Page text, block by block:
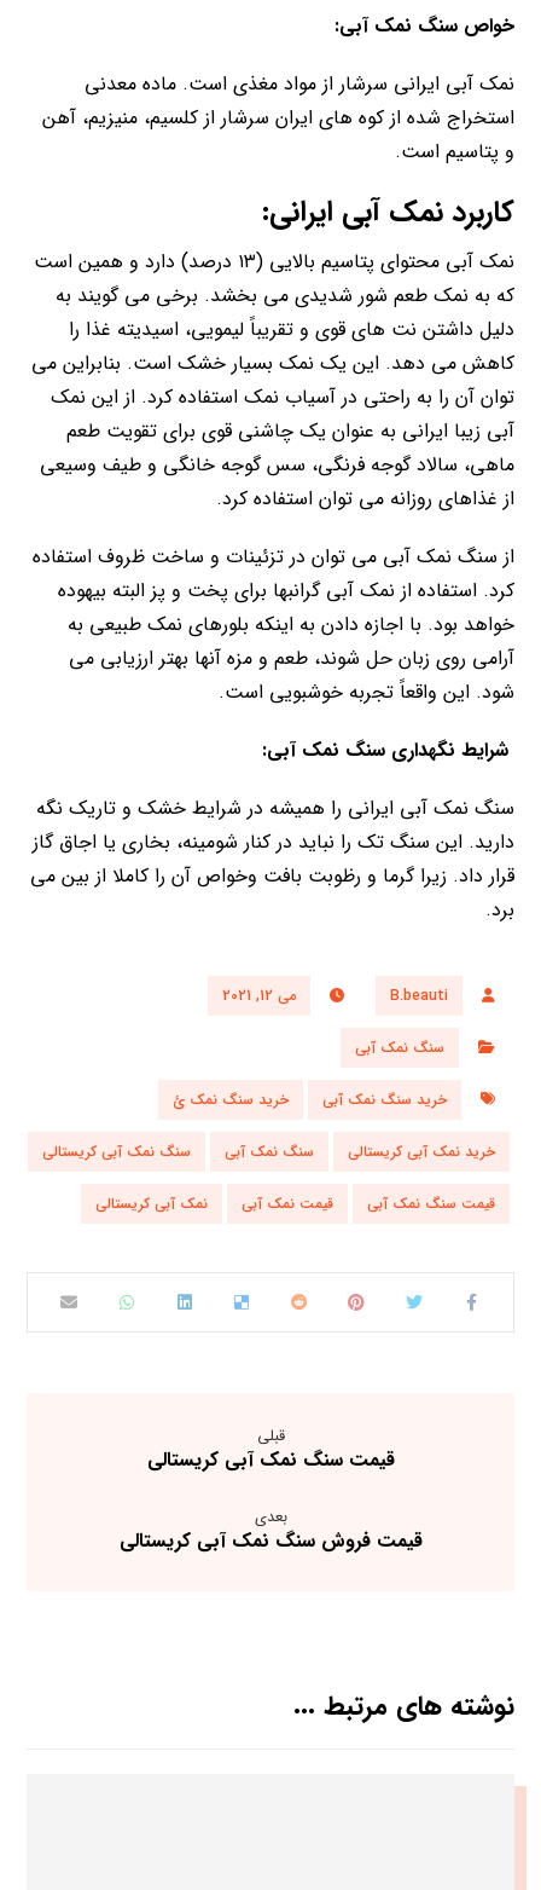
خواص سنگ نمک آبی:
نمک آبی ایرانی سرشار از مواد مغذی است. ماده معدنی
استخراج شده از کوه های ایران سرشار از کلسیم، منیزیم، آهن
و پتاسیم است.
کاربرد نمک آبی ایرانی:
نمک آبی محتوای پتاسیم بالایی (۱۳ درصد) دارد و همین است
که به نمک طعم شور شدیدی می بخشد. برخی می گویند به
دلیل داشتن نت های قوی و تقریباً لیمویی، اسیدیته غذا را
کاهش می دهد. این یک نمک بسیار خشک است. بنابراین می
توان آن را به راحتی در آسیاب نمک استفاده کرد. از این نمک
آبی زیبا ایرانی به عنوان یک چاشنی قوی برای تقویت طعم
ماهی، سالاد گوجه فرنگی، سس گوجه خانگی و طیف وسیعی
از غذاهای روزانه می توان استفاده کرد.
از سنگ نمک آبی می توان در تزئینات و ساخت ظروف استفاده
کرد. استفاده از نمک آبی گرانبها برای پخت و پز البته بیهوده
خواهد بود. با اجازه دادن به اینکه بلورهای نمک طبیعی به
آرامی روی زبان حل شوند، طعم و مزه آنها بهتر ارزیابی می
شود. این واقعاً تجربه خوشبویی است.
شرایط نگهداری سنگ نمک آبی:
سنگ نمک آبی ایرانی را همیشه در شرایط خشک و تاریک نگه
دارید. این سنگ تک را نباید در کنار شومینه، بخاری یا اجاق گاز
قرار داد. زیرا گرما و رظوبت بافت وخواص آن را کاملا از بین می
برد.
B.beauti می 12, 2021
سنگ نمک آبی
خرید سنگ نمک آبی خرید سنگ نمک ئ
خرید نمک آبی کریستالی سنگ نمک آبی سنگ نمک آبی کریستالی
قیمت سنگ نمک آبی قیمت نمک آبی نمک آبی کریستالی
قبلی
قیمت سنگ نمک آبی کریستالی
بعدی
قیمت فروش سنگ نمک آبی کریستالی
نوشته های مرتبط ...